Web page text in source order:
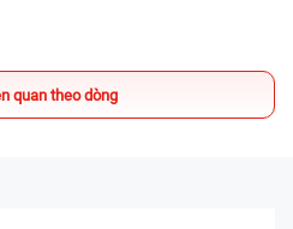
thay pin iPhone UY TÍN TPHCM -
quan theo dòng